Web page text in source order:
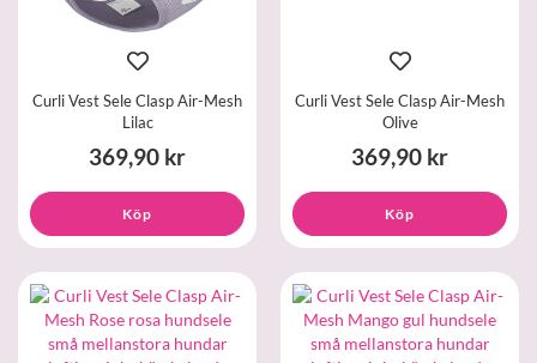
Curli Vest Sele Clasp Air-Mesh
Lilac
369,90 kr
Köp
Curli Vest Sele Clasp Air-Mesh
Olive
369,90 kr
Köp